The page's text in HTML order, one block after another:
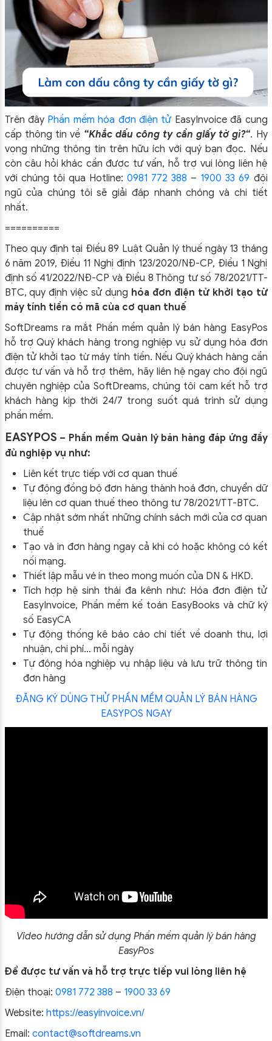
Trên đây Phần mềm hóa đơn điện tử EasyInvoice đã cung
cấp thông tin về “Khắc dấu công ty cần giấy tờ gì?“. Hy
vọng những thông tin trên hữu ích với quý bạn đọc. Nếu
còn câu hỏi khác cần được tư vấn, hỗ trợ vui lòng liên hệ
với chúng tôi qua Hotline: 0981 772 388 – 1900 33 69 đội
ngũ của chúng tôi sẽ giải đáp nhanh chóng và chi tiết
nhất.
==========
Theo quy định tại Điều 89 Luật Quản lý thuế ngày 13 tháng
6 năm 2019, Điều 11 Nghị định 123/2020/NĐ-CP, Điều 1 Nghị
định số 41/2022/NĐ-CP và Điều 8 Thông tư số 78/2021/TT-
BTC, quy định việc sử dụng hóa đơn điện tử khởi tạo từ
máy tính tiền có mã của cơ quan thuế
SoftDreams ra mắt Phần mềm quản lý bán hàng EasyPos
hỗ trợ Quý khách hàng trong nghiệp vụ sử dụnghóa đơn
điện tử khởi tạo từ máy tính tiền. Nếu Quý khách hàng cần
được tư vấn và hỗ trợ thêm, hãy liên hệ ngay cho đội ngũ
chuyên nghiệp của SoftDreams, chúng tôi cam kết hỗ trợ
khách hàng kịp thời 24/7 trong suốt quá trình sử dụng
phần mềm.
EASYPOS – Phần mềm Quản lý bán hàng đáp ứng đầy
đủ nghiệp vụ như:
Liên kết trực tiếp với cơ quan thuế
Tự động đồng bộ đơn hàng thành hoá đơn, chuyển dữ
liệu lên cơ quan thuế theo thông tư 78/2021/TT-BTC.
Cập nhật sớm nhất những chính sách mới của cơ quan
thuế
Tạo và in đơn hàng ngay cả khi có hoặc không có kết
nối mạng.
Thiết lập mẫu vé in theo mong muốn của DN & HKD.
Tích hợp hệ sinh thái đa kênh như: Hóa đơn điện tử
EasyInvoice, Phần mềm kế toán EasyBooks và chữ ký
số EasyCA
Tự động thống kê báo cáo chi tiết về doanh thu, lợi
nhuận, chi phí… mỗi ngày
Tự động hóa nghiệp vụ nhập liệu và lưu trữ thông tin
đơn hàng
ĐĂNG KÝ DÙNG THỬ PHẦN MỀM QUẢN LÝ BÁN HÀNG
EASYPOS NGAY
Video hướng dẫn sử dụng Phần mềm quản lý bán hàng
EasyPos
Để được tư vấn và hỗ trợ trực tiếp vui lòng liên hệ
Điện thoại: 0981 772 388 – 1900 33 69
Website: https://easyinvoice.vn/
Email: contact@softdreams.vn